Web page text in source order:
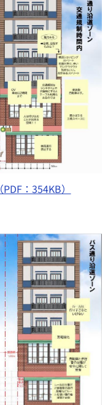
：354KB）